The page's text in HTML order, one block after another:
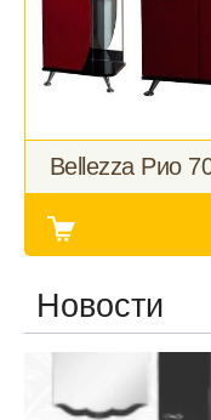
Bellezza Рио
Новости